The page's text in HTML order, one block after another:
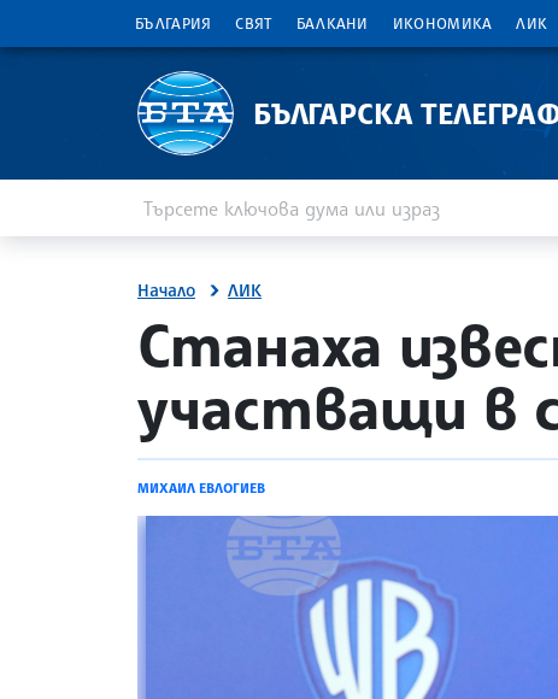
БЪЛГАРИЯ СВЯТ БАЛКАНИ ИКОНОМИКА ЛИК
БЪЛГАРСКА
Начало ЛИК
site.bta
Станаха
участващи в
МИХАИЛ ЕВЛОГИЕВ